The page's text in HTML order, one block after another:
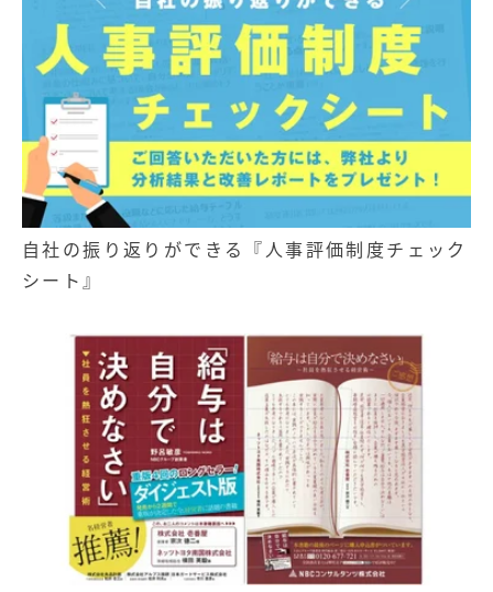
自社の振り返りができる『人事評価制度チェック
シート』